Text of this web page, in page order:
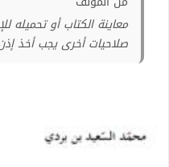
معاينة الكتاب أو
صلاحيات أخرى يجب أخذ